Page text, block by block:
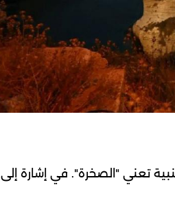
تعني "الصخرة". في إشارة إلى